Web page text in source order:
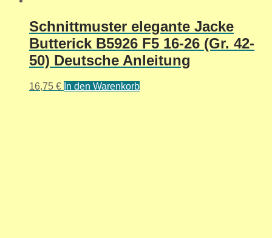
Schnittmuster elegante Jacke
Butterick B5926 F5 16-26 (Gr. 42-
50) Deutsche Anleitung
16,75 € In den Warenkorb